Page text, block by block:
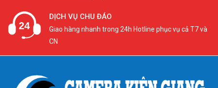
DỊCH VỤ CHU ĐÁO
Giao hàng nhanh trong 24h Hotline phục vụ cả T7 và
CN